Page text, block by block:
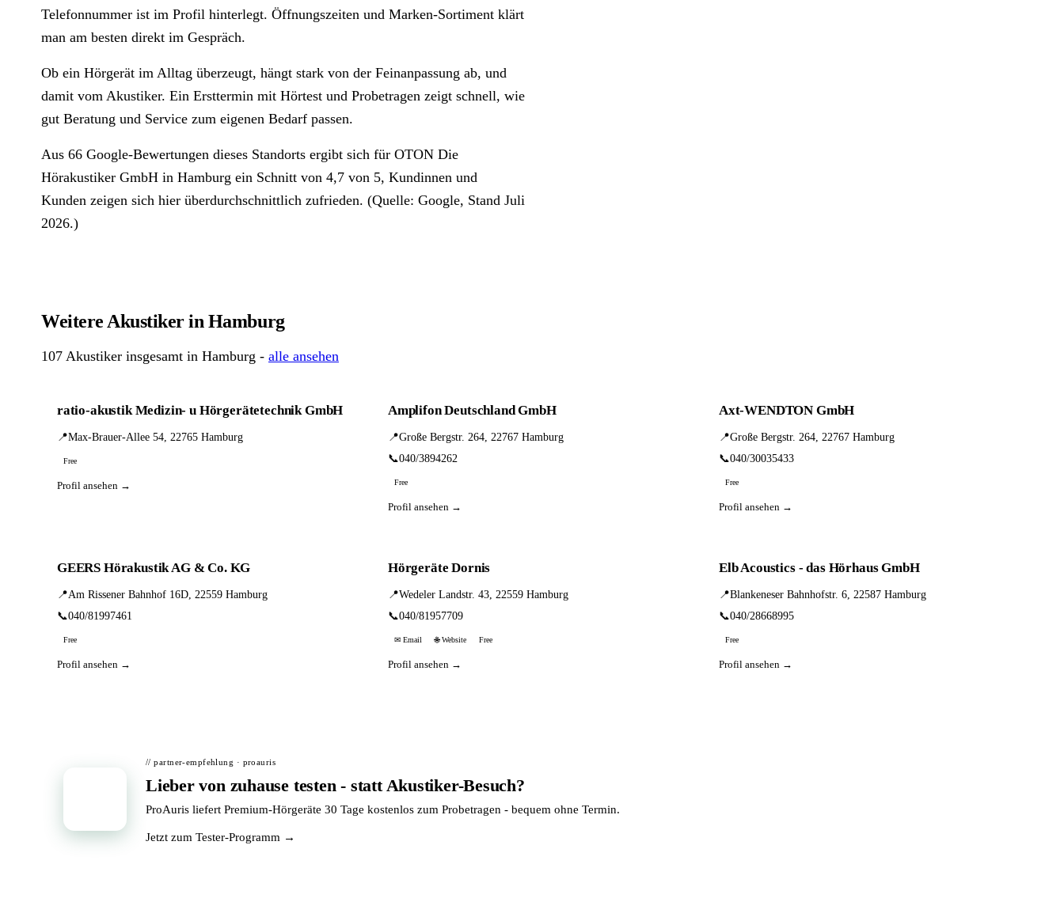
Telefonnummer ist im Profil hinterlegt. Öffnungszeiten und Marken-Sortiment klärt
man am besten direkt im Gespräch.
Ob ein Hörgerät im Alltag überzeugt, hängt stark von der Feinanpassung ab, und
damit vom Akustiker. Ein Ersttermin mit Hörtest und Probetragen zeigt schnell, wie
gut Beratung und Service zum eigenen Bedarf passen.
Aus 66 Google-Bewertungen dieses Standorts ergibt sich für OTON Die
Hörakustiker GmbH in Hamburg ein Schnitt von 4,7 von 5, Kundinnen und
Kunden zeigen sich hier überdurchschnittlich zufrieden. (Quelle: Google, Stand Juli
2026.)
Weitere Akustiker in Hamburg
107 Akustiker insgesamt in Hamburg - alle ansehen
ratio-akustik Medizin- u Hörgerätetechnik GmbH
📍Max-Brauer-Allee 54, 22765 Hamburg
Free
Profil ansehen →
Amplifon Deutschland GmbH
📍Große Bergstr. 264, 22767 Hamburg
📞040/3894262
Free
Profil ansehen →
Axt-WENDTON GmbH
📍Große Bergstr. 264, 22767 Hamburg
📞040/30035433
Free
Profil ansehen →
GEERS Hörakustik AG & Co. KG
📍Am Rissener Bahnhof 16D, 22559 Hamburg
📞040/81997461
Free
Profil ansehen →
Hörgeräte Dornis
📍Wedeler Landstr. 43, 22559 Hamburg
📞040/81957709
✉ Email 🌐 Website Free
Profil ansehen →
Elb Acoustics - das Hörhaus GmbH
📍Blankeneser Bahnhofstr. 6, 22587 Hamburg
📞040/28668995
Free
Profil ansehen →
// partner-empfehlung · proauris
Lieber von zuhause testen - statt Akustiker-Besuch?
ProAuris liefert Premium-Hörgeräte 30 Tage kostenlos zum Probetragen - bequem ohne Termin.
Jetzt zum Tester-Programm →